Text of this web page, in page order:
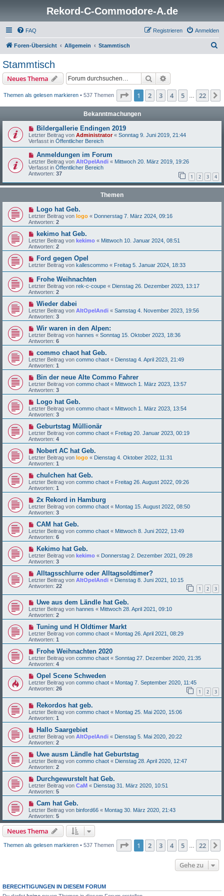
Rekord-C-Commodore-A.de
FAQ Anmelden
Registrieren
Foren-Übersicht Allgemein Stammtisch
Stammtisch
Neues Thema Suche
Themen als gelesen markieren • 537 Themen Seite 1von 22
1 2 3 4 5 22
Bekanntmachungen
Bildergallerie Endingen 2019
Letzter Beitrag von Administrator« Sonntag 9. Juni 2019, 21:44
Verfasst in Öffentlicher Bereich
Anmeldungen im Forum
Letzter Beitrag von AltOpelAndi « Mittwoch 20. März 2019, 19:26
Verfasst in Öffentlicher Bereich
Antworten: 37 1 2 3 4
Themen
Logo hat Geb.
Letzter Beitrag von logo « Donnerstag 7. März 2024, 09:16
Antworten: 2
kekimo hat Geb.
Letzter Beitrag von kekimo « Mittwoch 10. Januar 2024, 08:51
Antworten: 2
Ford gegen Opel
Letzter Beitrag von kallescommo « Freitag 5. Januar 2024, 18:33
Frohe Weihnachten
Letzter Beitrag von rek-c-coupe « Dienstag 26. Dezember 2023, 13:17
Antworten: 2
Wieder dabei
Letzter Beitrag von AltOpelAndi « Samstag 4. November 2023, 19:56
Antworten: 3
Wir waren in den Alpen:
Letzter Beitrag von hannes « Sonntag 15. Oktober 2023, 18:36
Antworten: 6
commo chaot hat Geb.
Letzter Beitrag von commo chaot « Dienstag 4. April 2023, 21:49
Antworten: 1
Bin der neue Alte Commo Fahrer
Letzter Beitrag von commo chaot « Mittwoch 1. März 2023, 13:57
Antworten: 3
Logo hat Geb.
Letzter Beitrag von commo chaot « Mittwoch 1. März 2023, 13:54
Antworten: 3
Geburtstag Müllionär
Letzter Beitrag von commo chaot « Freitag 20. Januar 2023, 00:19
Antworten: 4
Nobert AC hat Geb.
Letzter Beitrag von logo « Dienstag 4. Oktober 2022, 11:31
Antworten: 1
chulchen hat Geb.
Letzter Beitrag von commo chaot « Freitag 26. August 2022, 09:26
Antworten: 1
2x Rekord in Hamburg
Letzter Beitrag von commo chaot « Montag 15. August 2022, 08:50
Antworten: 3
CAM hat Geb.
Letzter Beitrag von commo chaot « Mittwoch 8. Juni 2022, 13:49
Antworten: 6
Kekimo hat Geb.
Letzter Beitrag von kekimo « Donnerstag 2. Dezember 2021, 09:28
Antworten: 3
Alltagsschlurre oder Alltagsoldtimer?
Letzter Beitrag von AltOpelAndi « Dienstag 8. Juni 2021, 10:15
Antworten: 22 1 2 3
Uwe aus dem Ländle hat Geb.
Letzter Beitrag von hannes « Mittwoch 28. April 2021, 09:10
Antworten: 2
Tuning und H Oldtimer Markt
Letzter Beitrag von commo chaot « Montag 26. April 2021, 08:29
Antworten: 1
Frohe Weihnachten 2020
Letzter Beitrag von commo chaot « Sonntag 27. Dezember 2020, 21:35
Antworten: 4
Opel Scene Schweden
Letzter Beitrag von commo chaot « Montag 7. September 2020, 11:45
Antworten: 26 1 2 3
Rekordos hat geb.
Letzter Beitrag von commo chaot « Montag 25. Mai 2020, 15:06
Antworten: 1
Hallo Saargebiet
Letzter Beitrag von AltOpelAndi « Dienstag 5. Mai 2020, 20:22
Antworten: 2
Uwe ausm Ländle hat Geburtstag
Letzter Beitrag von commo chaot « Dienstag 28. April 2020, 12:47
Antworten: 2
Durchgewurstelt hat Geb.
Letzter Beitrag von CaM « Dienstag 31. März 2020, 10:51
Antworten: 5
Cam hat Geb.
Letzter Beitrag von binford66 « Montag 30. März 2020, 21:43
Antworten: 5
Neues Thema
Themen als gelesen markieren • 537 Themen Seite 1von 22
1 2 3 4 5 22
Gehe zu
BERECHTIGUNGEN IN DIESEM FORUM